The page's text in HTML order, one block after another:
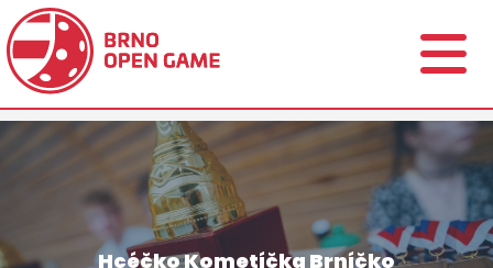
Hcéčko Kometíčka Brníčko